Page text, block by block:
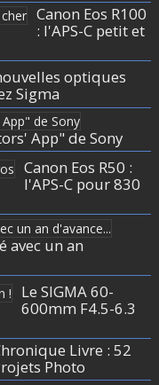
Canon Eos R100
: l'APS-C petit et
optiques
Sigma
App" de Sony
Canon Eos R50 :
l'APS-C pour 830
avec un an
Le SIGMA 60-
600mm F4.5-6.3
Livre : 52
Photo